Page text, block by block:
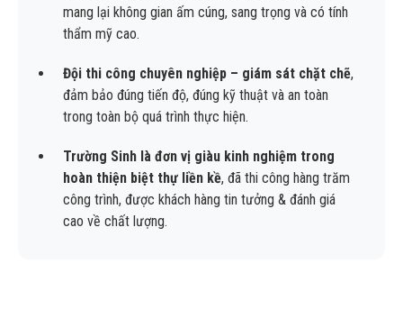
mang lại không gian ấm cúng, sang trọng và có tính
thẩm mỹ cao.
Đội thi công chuyên nghiệp – giám sát chặt chẽ,
đảm bảo đúng tiến độ, đúng kỹ thuật và an toàn
trong toàn bộ quá trình thực hiện.
Trường Sinh là đơn vị giàu kinh nghiệm trong
hoàn thiện biệt thự liền kề, đã thi công hàng trăm
công trình, được khách hàng tin tưởng & đánh giá
cao về chất lượng.